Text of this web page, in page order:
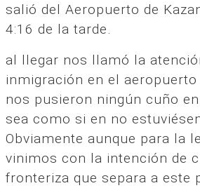
salió del Aeropuerto de
4:16 de la tarde.
al llegar nos llamó la
inmigración en el
nos pusieron ningún cuño
sea como si en no
Obviamente aunque para la
vinimos con la intención de
fronteriza que separa a este